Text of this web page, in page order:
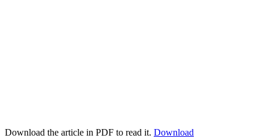
Download the article in PDF to read it. Download